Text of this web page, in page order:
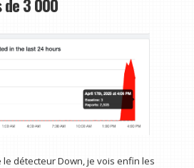
de 3 000
détecteur Down, je vois enfin les